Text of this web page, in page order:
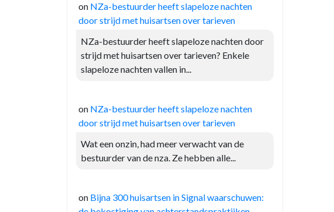
on NZa-bestuurder heeft slapeloze nachten
door strijd met huisartsen over tarieven
NZa-bestuurder heeft slapeloze nachten door
strijd met huisartsen over tarieven? Enkele
slapeloze nachten vallen in...
on NZa-bestuurder heeft slapeloze nachten
door strijd met huisartsen over tarieven
Wat een onzin, had meer verwacht van de
bestuurder van de nza. Ze hebben alle...
on Bijna 300 huisartsen in Signal waarschuwen: